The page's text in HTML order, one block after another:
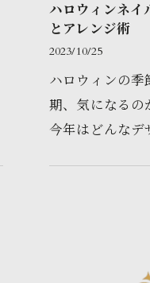
ハロウィンネイ
とアレンジ術
2023/10/25
ハロウィンの
期、気になるの
今年はどんなデ